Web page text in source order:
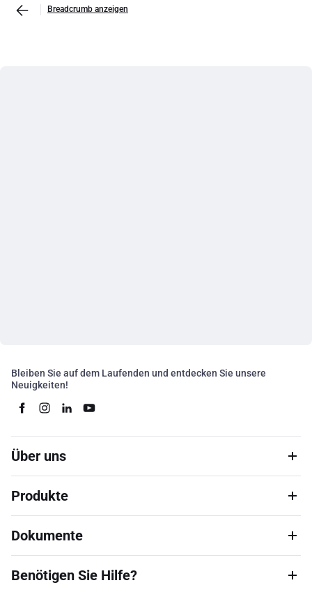
Breadcrumb anzeigen
Bleiben Sie auf dem Laufenden und entdecken Sie unsere
Neuigkeiten!
Über uns
Produkte
Dokumente
Benötigen Sie Hilfe?